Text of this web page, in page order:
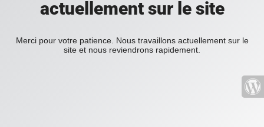
actuellement sur le site
Merci pour votre patience. Nous travaillons actuellement sur le
site et nous reviendrons rapidement.